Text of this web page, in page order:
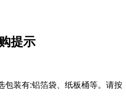
提示
包装有:铝箔袋、纸板桶等。请按